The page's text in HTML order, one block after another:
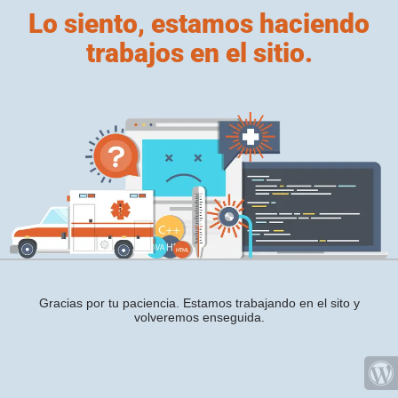
Lo siento, estamos haciendo
trabajos en el sitio.
Gracias por tu paciencia. Estamos trabajando en el sito y
volveremos enseguida.